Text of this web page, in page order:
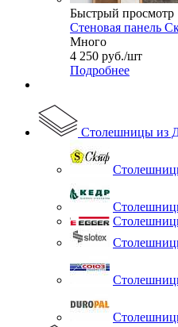
Быстрый просмотр
Стеновая панель
Много
4 250 руб./шт
Подробнее
Столешницы из